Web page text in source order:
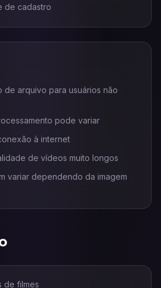
de cadastro
de arquivo para usuários não
pode variar
à internet
de vídeos muito longos
variar dependendo da imagem
de filmes